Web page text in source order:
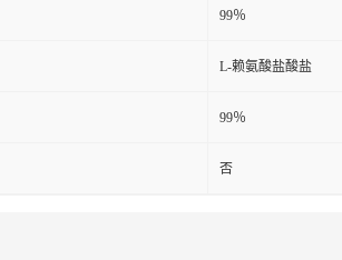
99％
L-赖氨酸盐酸盐
99％
否